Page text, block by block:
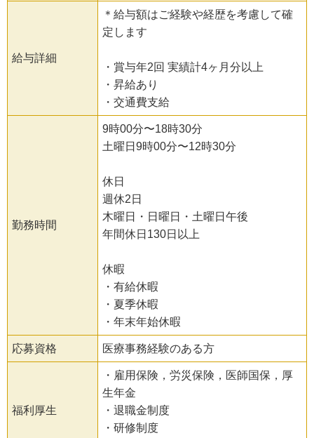
給与詳細
＊給与額はご経験や経歴を考慮して確
定します
・賞与年2回 実績計4ヶ月分以上
・昇給あり
・交通費支給
勤務時間
9時00分〜18時30分
土曜日9時00分〜12時30分
休日
週休2日
木曜日・日曜日・土曜日午後
年間休日130日以上
休暇
・有給休暇
・夏季休暇
・年末年始休暇
応募資格 医療事務経験のある方
福利厚生
・雇用保険，労災保険，医師国保，厚
生年金
・退職金制度
・研修制度